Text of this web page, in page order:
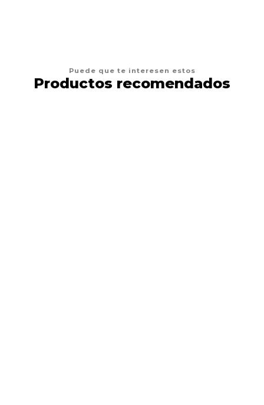
Puede que te interesen estos
Productos recomendados